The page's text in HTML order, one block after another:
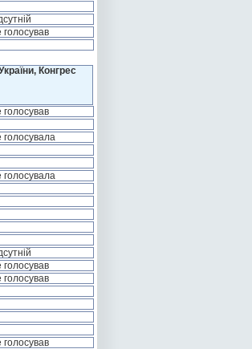
голосував
Конгрес
голосував
голосувала
голосувала
голосував
голосував
голосував